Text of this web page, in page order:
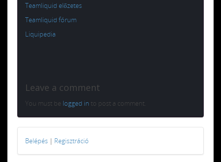
Teamliquid előzetes
Teamliquid fórum
Liquipedia
Leave a comment
You must be logged in to post a comment.
Belépés | Regisztráció